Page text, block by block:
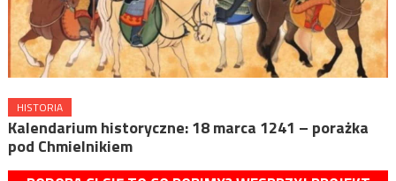
HISTORIA
Kalendarium historyczne: 18 marca 1241 – porażka
pod Chmielnikiem